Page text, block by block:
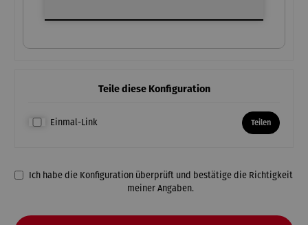
Teile diese Konfiguration
Einmal-Link Teilen
Ich habe die Konfiguration überprüft und bestätige die Richtigkeit
meiner Angaben.